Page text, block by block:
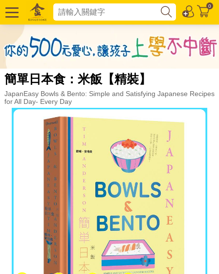
0
簡單日本食：米飯【精裝】
JapanEasy Bowls & Bento: Simple and Satisfying Japanese Recipes
for All Day- Every Day